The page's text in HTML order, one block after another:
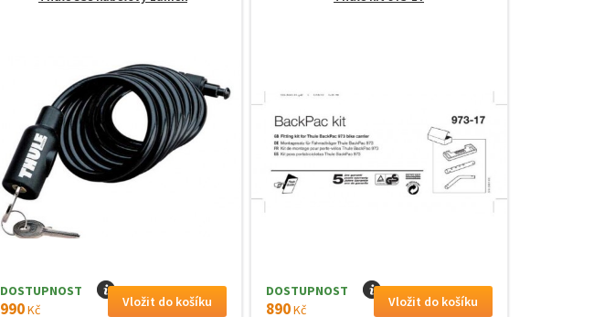
DOSTUPNOST I
990Kč
DOSTUPNOST I
890Kč